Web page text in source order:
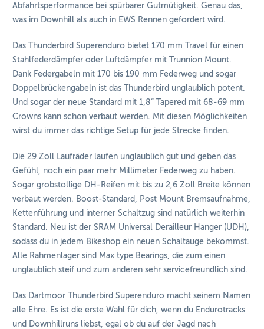
Abfahrtsperformance bei spürbarer Gutmütigkeit. Genau das,
was im Downhill als auch in EWS Rennen gefordert wird.
Das Thunderbird Superenduro bietet 170 mm Travel für einen
Stahlfederdämpfer oder Luftdämpfer mit Trunnion Mount.
Dank Federgabeln mit 170 bis 190 mm Federweg und sogar
Doppelbrückengabeln ist das Thunderbird unglaublich potent.
Und sogar der neue Standard mit 1,8“ Tapered mit 68-69 mm
Crowns kann schon verbaut werden. Mit diesen Möglichkeiten
wirst du immer das richtige Setup für jede Strecke finden.
Die 29 Zoll Laufräder laufen unglaublich gut und geben das
Gefühl, noch ein paar mehr Millimeter Federweg zu haben.
Sogar grobstollige DH-Reifen mit bis zu 2,6 Zoll Breite können
verbaut werden. Boost-Standard, Post Mount Bremsaufnahme,
Kettenführung und interner Schaltzug sind natürlich weiterhin
Standard. Neu ist der SRAM Universal Derailleur Hanger (UDH),
sodass du in jedem Bikeshop ein neuen Schaltauge bekommst.
Alle Rahmenlager sind Max type Bearings, die zum einen
unglaublich steif und zum anderen sehr servicefreundlich sind.
Das Dartmoor Thunderbird Superenduro macht seinem Namen
alle Ehre. Es ist die erste Wahl für dich, wenn du Endurotracks
und Downhillruns liebst, egal ob du auf der Jagd nach